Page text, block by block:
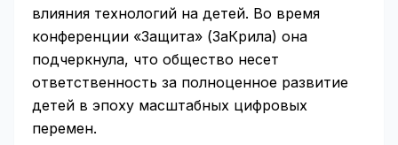
влияния технологий на детей. Во время
конференции «Защита» (ЗаКрила) она
подчеркнула, что общество несет
ответственность за полноценное развитие
детей в эпоху масштабных цифровых
перемен.